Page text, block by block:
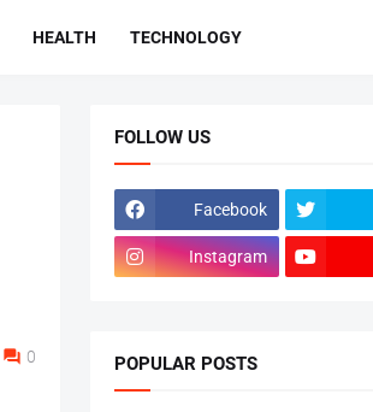
HEALTH TECHNOLOGY
0
FOLLOW US
Facebook
Instagram
POPULAR POSTS